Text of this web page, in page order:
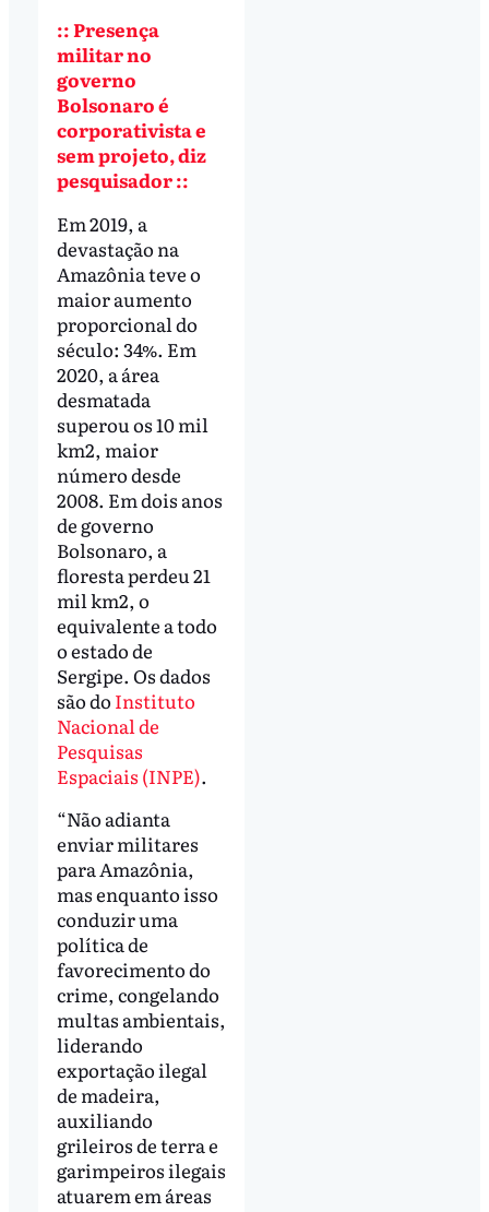
:: Presença
militar no
governo
Bolsonaro é
corporativista e
sem projeto, diz
pesquisador ::
Em 2019, a
devastação na
Amazônia teve o
maior aumento
proporcional do
século: 34%. Em
2020, a área
desmatada
superou os 10 mil
km2, maior
número desde
2008. Em dois anos
de governo
Bolsonaro, a
floresta perdeu 21
mil km2, o
equivalente a todo
o estado de
Sergipe. Os dados
são do Instituto
Nacional de
Pesquisas
Espaciais (INPE).
“Não adianta
enviar militares
para Amazônia,
mas enquanto isso
conduzir uma
política de
favorecimento do
crime, congelando
multas ambientais,
liderando
exportação ilegal
de madeira,
auxiliando
grileiros de terra e
garimpeiros ilegais
atuarem em áreas